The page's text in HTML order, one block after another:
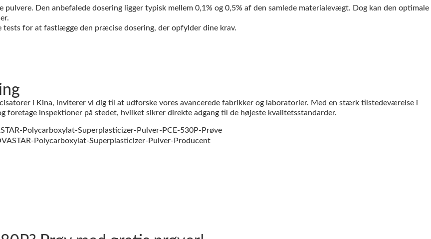
Den anbefalede dosering ligger typisk mellem 0,1% og 0,5% af den samlede materialevægt. Dog kan den optimale
for at fastlægge den præcise dosering, der opfylder dine krav.
i Kina, inviterer vi dig til at udforske vores avancerede fabrikker og laboratorier. Med en stærk tilstedeværelse i
inspektioner på stedet, hvilket sikrer direkte adgang til de højeste kvalitetsstandarder.